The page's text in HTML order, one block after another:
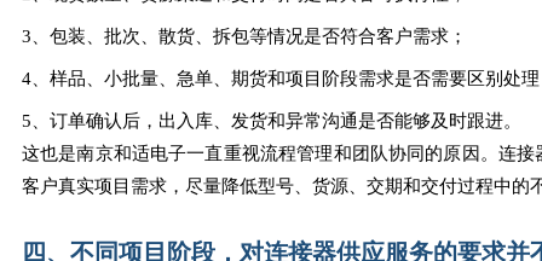
3、包装、批次、散货、拆包等情况是否符合客户需求；
4、样品、小批量、急单、期货和项目阶段需求是否需要区别处
5、订单确认后，出入库、发货和异常沟通是否能够及时跟进。
这也是南京和适电子一直重视流程管理和团队协同的原因。连
客户真实项目需求，尽量降低型号、货源、交期和交付过程中的
四、不同项目阶段，对连接器供应服务的要求并